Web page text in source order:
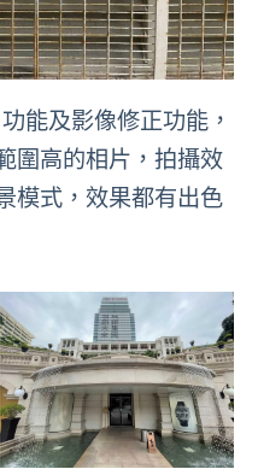
能及影像修正功能，
圍高的相片，拍攝效
模式，效果都有出色